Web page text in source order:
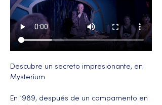
Descubre un secreto impresionante, en
Mysterium
En 1989, después de un campamento en